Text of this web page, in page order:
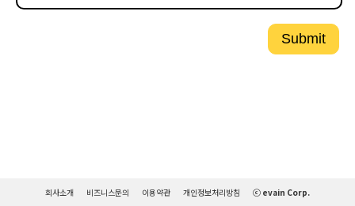
Submit
회사소개 비즈니스문의 이용약관 개인정보처리방침 ⓒ evain Corp.